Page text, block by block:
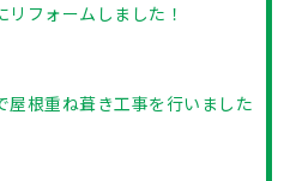
リフォームしました！
屋根重ね葺き工事を行いました